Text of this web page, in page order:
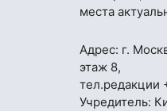
места
Адрес: г.
этаж 8,
тел.редакции
Учредитель: